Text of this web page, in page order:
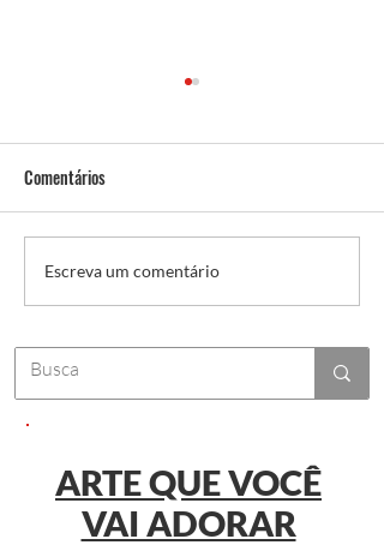
Cobertura fotográfica
empresarial: registre emoções,
conquiste lembranças
Comentários
Escreva um comentário
ARTE QUE VOCÊ
VAI ADORAR